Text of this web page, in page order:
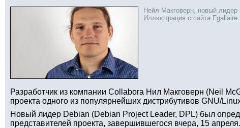
Нейл Макговерн, новый лидер
Иллюстрация с сайта
Разработчик из компании Collabora Нил Макговерн (Neil
проекта одного из популярнейших дистрибутивов GNU/
Новый лидер Debian (Debian Project Leader, DPL) был
представителей проекта, завершившегося вчера, 15